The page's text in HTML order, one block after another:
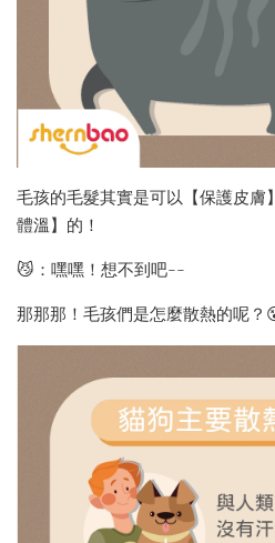
毛孩的毛髮其實是可以【保護皮膚
體溫】的！
😼：嘿嘿！想不到吧~~
那那那！毛孩們是怎麼散熱的呢？